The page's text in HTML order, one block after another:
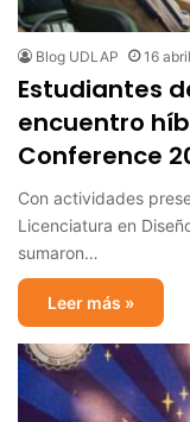
Blog UDLAP 16
Estudiantes
encuentro
Conference
Con actividades
Licenciatura en
sumaron…
Leer más »